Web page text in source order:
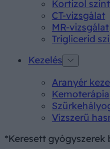
Kortizol szint
CT-vizsgálat
MR-vizsgálat
Triglicerid
Kezelés
Aranyér
Kemoterápia
Vízszerű
*Keresett